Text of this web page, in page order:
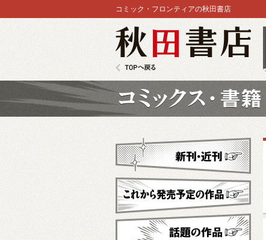
コミック・フロンティアの秋田書店
新刊・近刊
これから発売予定